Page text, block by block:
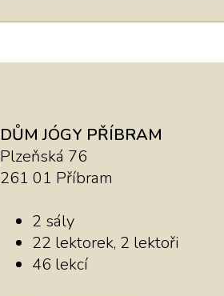
DŮM JÓGY PŘÍBRAM
Plzeňská 76
261 01 Příbram
2 sály
22 lektorek, 2 lektoři
46 lekcí